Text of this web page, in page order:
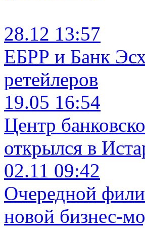
28.12 13:57
ЕБРР и Банк
ретейлеров
19.05 16:54
Центр
открылся в
02.11 09:42
Очередной
новой бизнес-